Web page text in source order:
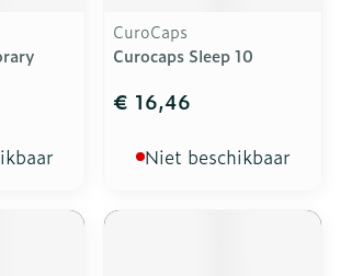
CuroCaps
Curocaps Sleep 10
€ 16,46
Niet beschikbaar